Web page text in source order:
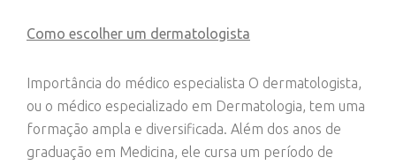
Como escolher um dermatologista
Importância do médico especialista O dermatologista,
ou o médico especializado em Dermatologia, tem uma
formação ampla e diversificada. Além dos anos de
graduação em Medicina, ele cursa um período de